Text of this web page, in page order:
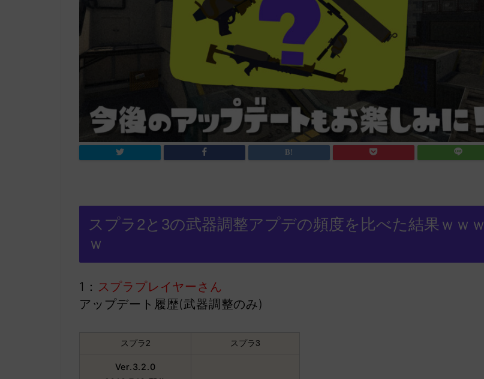
スプラ2と3の武器調整アプデの頻度を比べた結果ｗｗｗ
ｗ
1： スプラプレイヤーさん
アップデート履歴(武器調整のみ)
スプラ2 スプラ3
Ver.3.2.0